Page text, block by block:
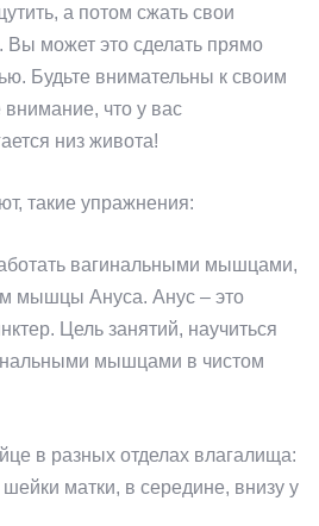
а потом сжать свои
может это сделать прямо
Будьте внимательны к своим
что у вас
низ живота!
такие упражнения:
вагинальными мышцами,
мышцы Ануса. Анус – это
Цель занятий, научиться
мышцами в чистом
в разных отделах влагалища:
матки, в середине, внизу у